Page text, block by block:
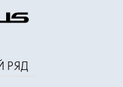
РЯД